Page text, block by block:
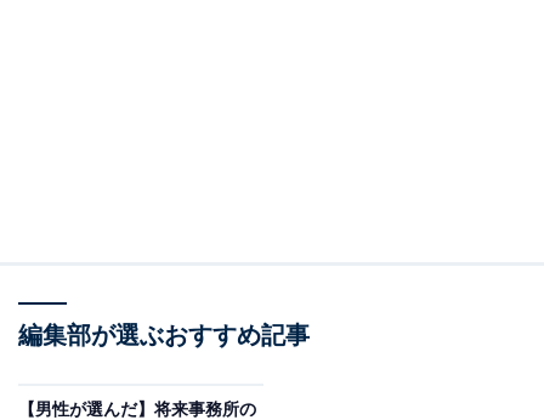
編集部が選ぶおすすめ記事
【男性が選んだ】将来事務所の